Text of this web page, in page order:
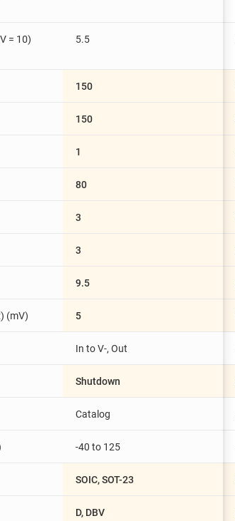
= 10)
5.5
150
150
1
80
3
3
9.5
(mV) 5
In to V-, Out
Shutdown
Catalog
-40 to 125
SOIC, SOT-23
D, DBV